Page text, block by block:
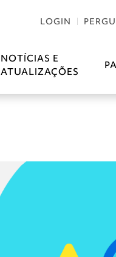
LOGIN
NOTÍCIAS E
ATUALIZAÇÕES